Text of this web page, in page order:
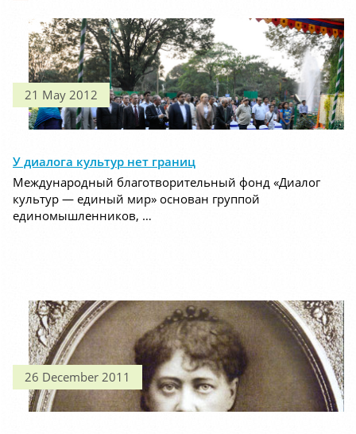
21 May 2012
У диалога культур нет границ
Международный благотворительный фонд «Диалог
культур — единый мир» основан группой
единомышленников, …
26 December 2011